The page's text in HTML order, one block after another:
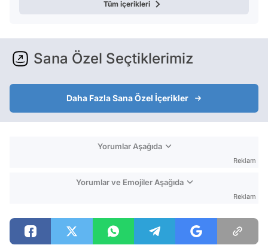
Tüm içerikleri
Sana Özel Seçtiklerimiz
Daha Fazla Sana Özel İçerikler
Yorumlar Aşağıda
Reklam
Yorumlar ve Emojiler Aşağıda
Reklam